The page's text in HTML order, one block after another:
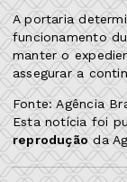
A portaria
funcionamento
manter o
assegurar a
Fonte: Agência
Esta notícia foi
reproduçãoda